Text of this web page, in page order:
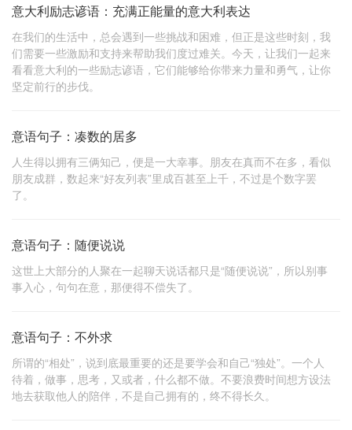
意大利励志谚语：充满正能量的意大利表达
在我们的生活中，总会遇到一些挑战和困难，但正是这些时刻，我
们需要一些激励和支持来帮助我们度过难关。今天，让我们一起来
看看意大利的一些励志谚语，它们能够给你带来力量和勇气，让你
坚定前行的步伐。
意语句子：凑数的居多
人生得以拥有三俩知己，便是一大幸事。朋友在真而不在多，看似
朋友成群，数起来“好友列表”里成百甚至上千，不过是个数字罢
了。
意语句子：随便说说
这世上大部分的人聚在一起聊天说话都只是“随便说说”，所以别事
事入心，句句在意，那便得不偿失了。
意语句子：不外求
所谓的“相处”，说到底最重要的还是要学会和自己“独处”。一个人
待着，做事，思考，又或者，什么都不做。不要浪费时间想方设法
地去获取他人的陪伴，不是自己拥有的，终不得长久。